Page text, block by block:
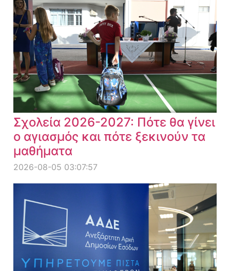
Σχολεία 2026-2027: Πότε θα γίνει
ο αγιασμός και πότε ξεκινούν τα
μαθήματα
2026-08-05 03:07:57